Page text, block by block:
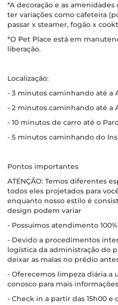
*A decoração e as
ter variações como cafeteira
passar x steamer, fogão x
*O Pet Place está em
liberação.
Localização:
- 3 minutos caminhando até a
- 2 minutos caminhando até a
- 10 minutos de carro até o
- 5 minutos caminhando do
Pontos importantes
ATENÇÃO: Temos diferentes
todos eles projetados para
enquanto nosso estilo é
design podem variar
- Possuímos atendimento
- Devido a procedimentos
logística da administração do
deixar as malas no prédio
- Oferecemos limpeza diária a
conosco para mais informações
- Check in a partir das 15h00 e